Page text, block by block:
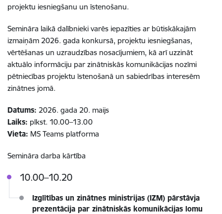
projektu iesniegšanu un īstenošanu.
Semināra laikā dalībnieki varēs iepazīties ar būtiskākajām
izmaiņām 2026. gada konkursā, projektu iesniegšanas,
vērtēšanas un uzraudzības nosacījumiem, kā arī uzzināt
aktuālo informāciju par zinātniskās komunikācijas nozīmi
pētniecības projektu īstenošanā un sabiedrības interesēm
zinātnes jomā.
Datums: 2026. gada 20. maijs
Laiks: plkst. 10.00–13.00
Vieta: MS Teams platforma
Semināra darba kārtība
10.00–10.20
Izglītības un zinātnes ministrijas (IZM) pārstāvja
prezentācija par zinātniskās komunikācijas lomu